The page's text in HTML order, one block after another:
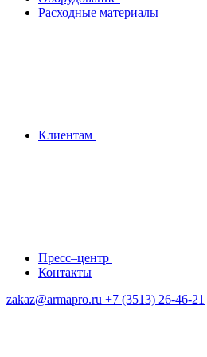
Расходные материалы
Клиентам
Пресс–центр
Контакты
zakaz@armapro.ru +7 (3513) 26-46-21